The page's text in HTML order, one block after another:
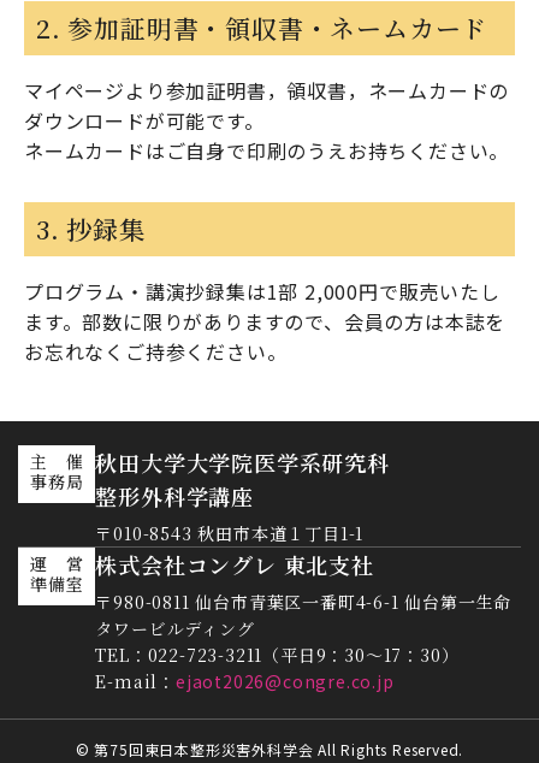
2. 参加証明書・領収書・ネームカード
マイページより参加証明書，領収書，ネームカードの
ダウンロードが可能です。
ネームカードはご自身で印刷のうえお持ちください。
3. 抄録集
プログラム・講演抄録集は1部 2,000円で販売いたし
ます。部数に限りがありますので、会員の方は本誌を
お忘れなくご持参ください。
主 催
事務局
秋田大学大学院医学系研究科
整形外科学講座
〒010-8543 秋田市本道１丁目1-1
運 営
準備室
株式会社コングレ 東北支社
〒980-0811 仙台市青葉区一番町4-6-1 仙台第一生命
タワービルディング
TEL：022-723-3211（平日9：30～17：30）
E-mail：ejaot2026@congre.co.jp
© 第75回東日本整形災害外科学会 All Rights Reserved.